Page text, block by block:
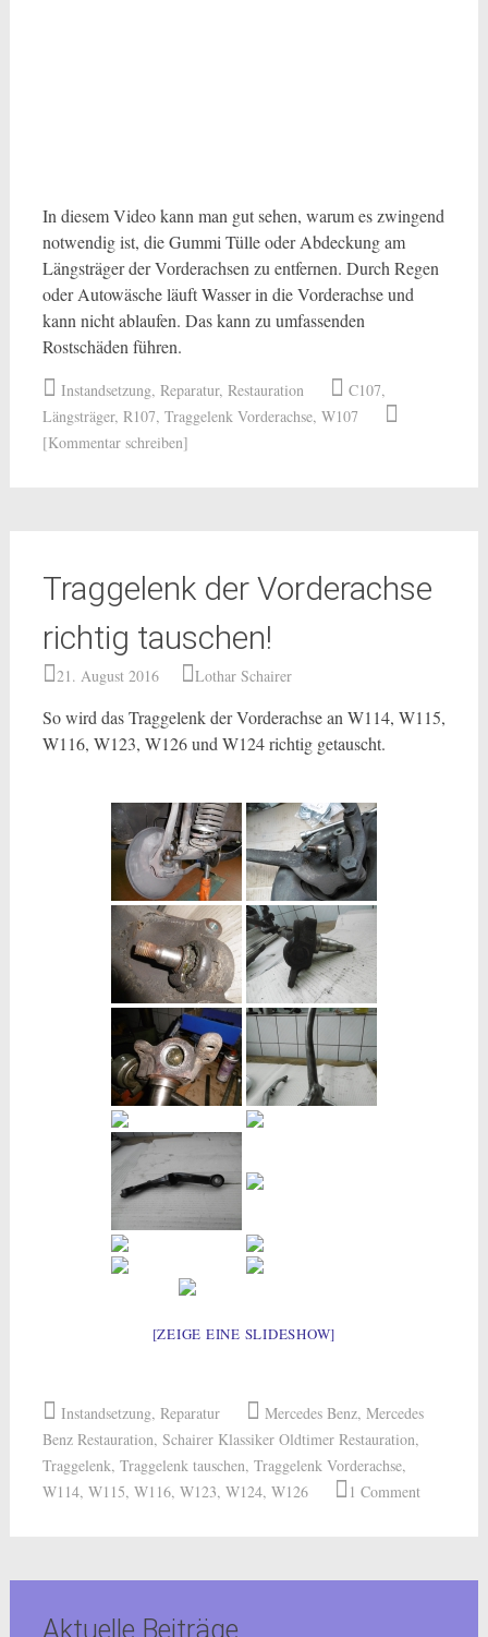
In diesem Video kann man gut sehen, warum es zwingend
notwendig ist, die Gummi Tülle oder Abdeckung am
Längsträger der Vorderachsen zu entfernen. Durch Regen
oder Autowäsche läuft Wasser in die Vorderachse und
kann nicht ablaufen. Das kann zu umfassenden
Rostschäden führen.
Instandsetzung, Reparatur, Restauration C107,
Längsträger, R107, Traggelenk Vorderachse, W107
[Kommentar schreiben]
Traggelenk der Vorderachse
richtig tauschen!
21. August 2016 Lothar Schairer
So wird das Traggelenk der Vorderachse an W114, W115,
W116, W123, W126 und W124 richtig getauscht.
[ZEIGE EINE SLIDESHOW]
Instandsetzung, Reparatur Mercedes Benz, Mercedes
Benz Restauration, Schairer Klassiker Oldtimer Restauration,
Traggelenk, Traggelenk tauschen, Traggelenk Vorderachse,
W114, W115, W116, W123, W124, W126 1 Comment
Aktuelle Beiträge